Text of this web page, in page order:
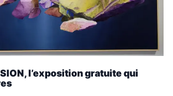
l’exposition gratuite qui